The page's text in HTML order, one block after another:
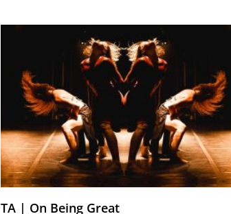
TA | On Being Great